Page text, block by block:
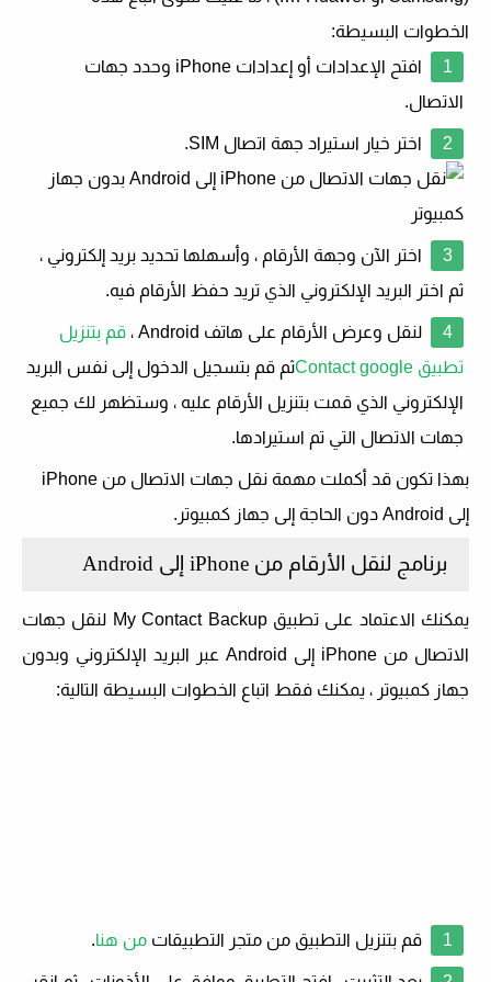
الخطوات البسيطة:
افتح الإعدادات أو إعدادات iPhone وحدد جهات
الاتصال.
اختر خيار استيراد جهة اتصال SIM.
اختر الآن وجهة الأرقام ، وأسهلها تحديد بريد إلكتروني ،
ثم اختر البريد الإلكتروني الذي تريد حفظ الأرقام فيه.
لنقل وعرض الأرقام على هاتف Android ،
قم بتنزيل
تطبيق Contact google
ثم قم بتسجيل الدخول إلى نفس البريد
الإلكتروني الذي قمت بتنزيل الأرقام عليه ، وستظهر لك جميع
جهات الاتصال التي تم استيرادها.
بهذا تكون قد أكملت مهمة نقل جهات الاتصال من iPhone
إلى Android دون الحاجة إلى جهاز كمبيوتر.
برنامج لنقل الأرقام من iPhone إلى Android
يمكنك الاعتماد على تطبيق My Contact Backup لنقل جهات
الاتصال من iPhone إلى Android عبر البريد الإلكتروني وبدون
جهاز كمبيوتر ، يمكنك فقط اتباع الخطوات البسيطة التالية:
قم بتنزيل التطبيق من متجر التطبيقات من هنا.